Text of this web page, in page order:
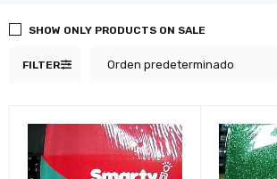
FILTER Orden predeterminado
SHOW ONLY PRODUCTS ON SALE